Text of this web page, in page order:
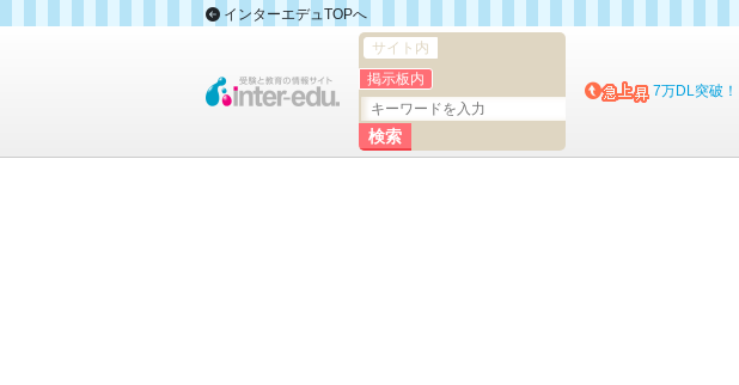
インターエデュTOPへ
サイト内
掲示板内
7万DL突破！